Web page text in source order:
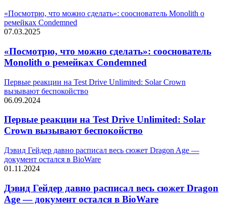
«Посмотрю, что можно сделать»: сооснователь Monolith о
ремейках Condemned
07.03.2025
«Посмотрю, что можно сделать»: сооснователь
Monolith о ремейках Condemned
Первые реакции на Test Drive Unlimited: Solar Crown
вызывают беспокойство
06.09.2024
Первые реакции на Test Drive Unlimited: Solar
Crown вызывают беспокойство
Дэвид Гейдер давно расписал весь сюжет Dragon Age —
документ остался в BioWare
01.11.2024
Дэвид Гейдер давно расписал весь сюжет Dragon
Age — документ остался в BioWare